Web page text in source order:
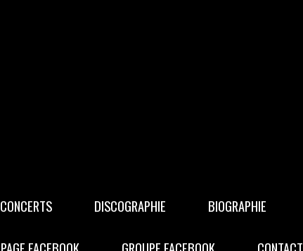
CONCERTS DISCOGRAPHIE BIOGRAPHIE